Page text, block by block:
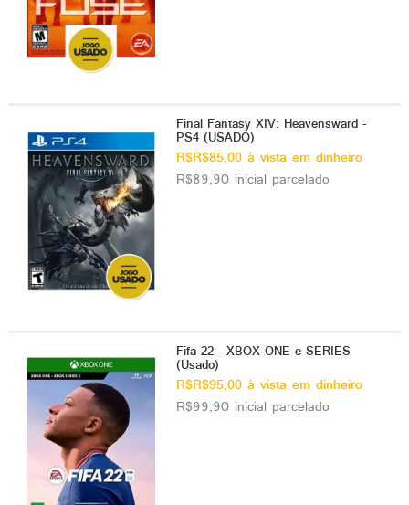
Final Fantasy XIV: Heavensward -
PS4 (USADO)
R$R$85,00 à vista em dinheiro
R$89,90 inicial parcelado
Fifa 22 - XBOX ONE e SERIES
(Usado)
R$R$95,00 à vista em dinheiro
R$99,90 inicial parcelado